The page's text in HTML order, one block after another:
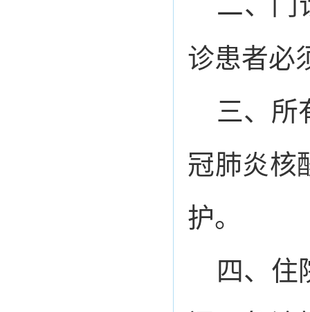
诊患者必
三、所
冠肺炎核
护。
四、住